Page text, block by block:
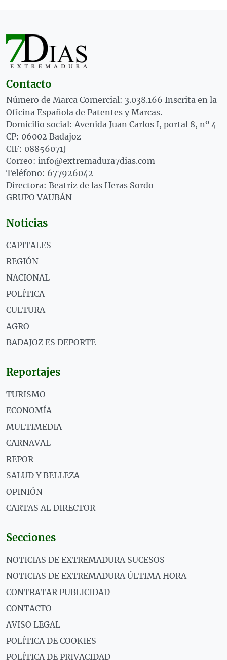
Contacto
Número de Marca Comercial: 3.038.166 Inscrita en la
Oficina Española de Patentes y Marcas.
Domicilio social: Avenida Juan Carlos I, portal 8, nº 4
CP: 06002 Badajoz
CIF: 08856071J
Correo: info@extremadura7dias.com
Teléfono: 677926042
Directora: Beatriz de las Heras Sordo
GRUPO VAUBÁN
Noticias
CAPITALES
REGIÓN
NACIONAL
POLÍTICA
CULTURA
AGRO
BADAJOZ ES DEPORTE
Reportajes
TURISMO
ECONOMÍA
MULTIMEDIA
CARNAVAL
REPOR
SALUD Y BELLEZA
OPINIÓN
CARTAS AL DIRECTOR
Secciones
NOTICIAS DE EXTREMADURA SUCESOS
NOTICIAS DE EXTREMADURA ÚLTIMA HORA
CONTRATAR PUBLICIDAD
CONTACTO
AVISO LEGAL
POLÍTICA DE COOKIES
POLÍTICA DE PRIVACIDAD